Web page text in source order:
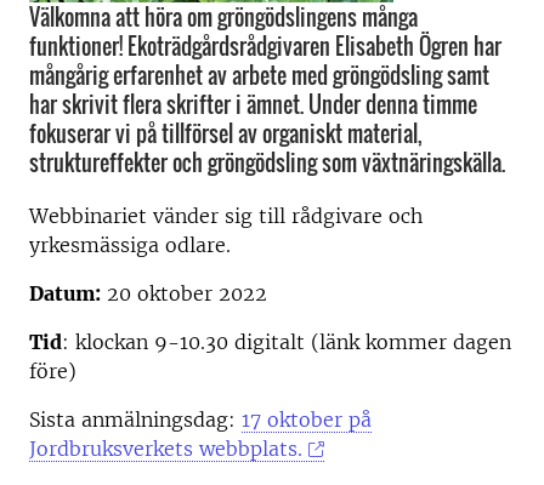
Välkomna att höra om gröngödslingens många
funktioner! Ekoträdgårdsrådgivaren Elisabeth Ögren har
mångårig erfarenhet av arbete med gröngödsling samt
har skrivit flera skrifter i ämnet. Under denna timme
fokuserar vi på tillförsel av organiskt material,
struktureffekter och gröngödsling som växtnäringskälla.
Webbinariet vänder sig till rådgivare och
yrkesmässiga odlare.
Datum: 20 oktober 2022
Tid: klockan 9-10.30 digitalt (länk kommer dagen
före)
Sista anmälningsdag: 17 oktober på
Jordbruksverkets webbplats.